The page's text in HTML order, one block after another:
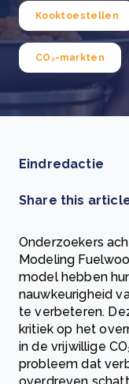
Kooktoestellen
CO₂-markten
Eindredactie
Share this
Onderzoekers
Modeling
model hebben
nauwkeurigheid
te verbeteren.
kritiek op het
in de vrijwillige
probleem dat